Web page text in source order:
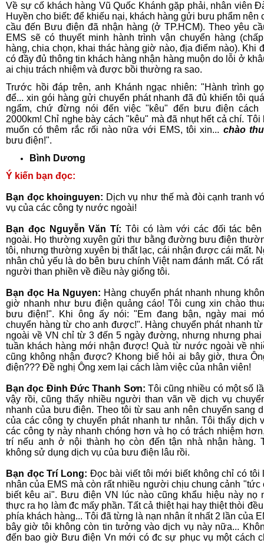
Về sự cố khách hàng Vũ Quốc Khánh gặp phải, nhân viên
Huyền cho biết: để khiếu nại, khách hàng gửi bưu phẩm nên
cầu đến Bưu điện đã nhận hàng (ở TP.HCM). Theo yêu
EMS sẽ có thuyết minh hành trình vận chuyển hàng
hàng, chia chọn, khai thác hàng giờ nào, địa điểm nào). Khi
có đầy đủ thông tin khách hàng nhận hàng muộn do lỗi ở
ai chịu trách nhiệm và được bồi thường ra sao.
Trước hồi đáp trên, anh Khánh ngạc nhiên: "Hành trình
để... xin gói hàng gửi chuyển phát nhanh đã đủ khiến tôi
ngẩm, chứ đừng nói đến việc "kêu" đến bưu điện cách
2000km! Chỉ nghe bày cách "kêu" mà đã nhụt hết cả chí. Tôi
muốn có thêm rắc rối nào nữa với EMS, tôi xin... chào
bưu điện!".
Bình Dương
Ý kiến bạn đọc:
Bạn đọc khoinguyen: Dịch vụ như thế mà đòi cạnh tranh
vụ của các công ty nước ngoài!
Bạn đọc Nguyễn Văn Tí: Tôi có làm với các đối tác
ngoài. Họ thường xuyên gửi thư bằng đường bưu điện
tôi, nhưng thường xuyên bị thất lạc, cái nhận được cái mất.
nhân chủ yếu là do bên bưu chính Việt nam đánh mất. Có
người than phiền về điều này giống tôi.
Bạn đọc Ha Nguyen: Hàng chuyển phát nhanh nhung
giờ nhanh như bưu điện quảng cáo! Tôi cung xin chào
bưu điện!". Khi ông ấy nói: "Em đang bận, ngày mai
chuyển hàng từ cho anh được!". Hàng chuyển phát nhanh
ngoài về VN chỉ từ 3 đến 5 ngày đường, nhưng nhưng phai
tuần khách hàng mới nhận được! Quà từ nước ngoài về
cũng không nhận được? Khong biế hỏi ai bây giờ, thưa
điện??? Đề nghị Ông xem lại cách làm việc của nhân viên!
Bạn đọc Đinh Đức Thanh Sơn: Tôi cũng nhiều có một số
vậy rồi, cũng thấy nhiều người than vãn về dịch vụ
nhanh của bưu điện. Theo tôi từ sau anh nên chuyển sang
của các công ty chuyển phát nhanh tư nhân. Tôi thấy dịch
các công ty này nhanh chóng hơn và họ có trách nhiệm
trí nếu anh ở nội thành họ còn đến tận nhà nhận hàng.
không sử dụng dịch vụ của bưu điện lâu rồi.
Bạn đọc Trí Long: Đọc bài viết tôi mới biết không chỉ có tôi
nhân của EMS mà còn rất nhiều người chịu chung cảnh "tức
biết kêu ai". Bưu điện VN lúc nào cũng khẩu hiệu này nọ
thực ra họ làm đc mấy phần. Tất cả thiệt hại hay thiệt thòi
phía khách hàng... Tôi đã từng là nạn nhân ít nhất 2 lần của
bây giờ tôi không còn tin tưởng vào dịch vụ này nữa...
đến bao giờ Bưu điện Vn mới có đc sự phục vụ một cách